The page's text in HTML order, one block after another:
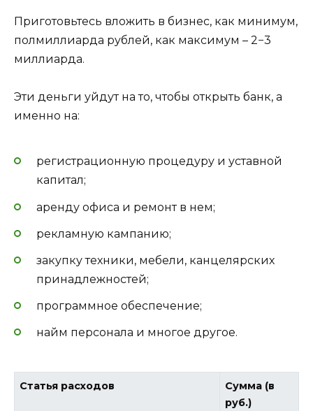
Приготовьтесь вложить в бизнес, как минимум,
полмиллиарда рублей, как максимум – 2−3
миллиарда.
Эти деньги уйдут на то, чтобы открыть банк, а
именно на:
регистрационную процедуру и уставной
капитал;
аренду офиса и ремонт в нем;
рекламную кампанию;
закупку техники, мебели, канцелярских
принадлежностей;
программное обеспечение;
найм персонала и многое другое.
Статья расходов
Сумма (в
руб.)